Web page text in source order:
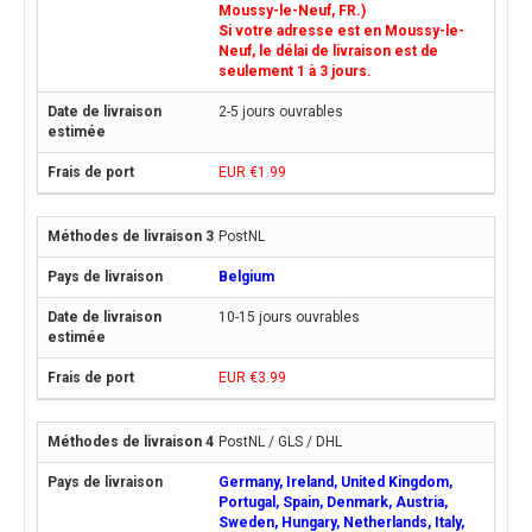
Moussy-le-Neuf, FR.)
Si votre adresse est en Moussy-le-
Neuf, le délai de livraison est de
seulement 1 à 3 jours.
2-5 jours ouvrables
EUR €1.99
PostNL
Belgium
10-15 jours ouvrables
EUR €3.99
PostNL / GLS / DHL
Germany, Ireland, United Kingdom,
Portugal, Spain, Denmark, Austria,
Sweden, Hungary, Netherlands, Italy,